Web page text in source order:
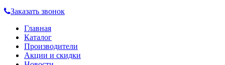
Заказать звонок
Главная
Каталог
Производители
Акции и скидки